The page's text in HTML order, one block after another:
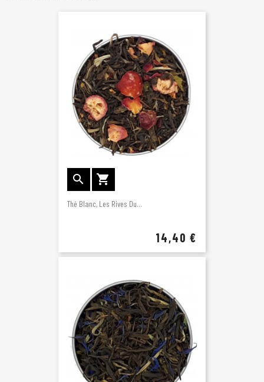
 
Thé Blanc, Les Rives Du...
14,40 €